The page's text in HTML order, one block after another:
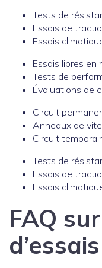
Tests de
Essais de
Essais
Essais libres en
Tests de
Évaluations de
Circuit
Anneaux de
Circuit
Tests de
Essais de
Essais
FAQ